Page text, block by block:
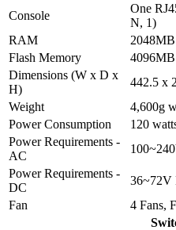
Console
One
N, 1)
RAM
2048MB
Flash Memory
4096MB
Dimensions (W x D x
H)
442.5 x
Weight
4,600g
Power Consumption
120
Power Requirements -
AC
Power Requirements -
DC
36~72V
Fan
4 Fans,